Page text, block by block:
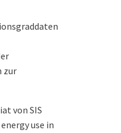
zur
von SIS
use in